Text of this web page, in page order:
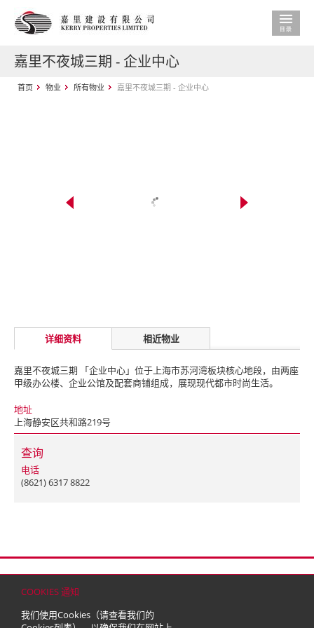
COOKIES 通知
我们使用Cookies（请查看我们的
嘉里不夜城三期 - 企业中心
首页 物业 所有物业 嘉里不夜城三期 - 企业中心
详细资料 相近物业
嘉里不夜城三期 「企业中心」位于上海市苏河湾板块核心地段，由两座
甲级办公楼、企业公馆及配套商铺组成，展现现代都市时尚生活。
地址
上海静安区共和路219号
查询
电话
(8621) 6317 8822
© 2026 嘉里建设有限公司 (于百慕达注册成立之有限公司)